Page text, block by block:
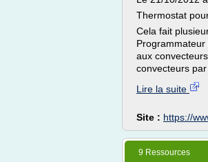
Thermostat
Cela fait
aux
convecteurs par
Lire la suite
Site : https://
9 Ressources